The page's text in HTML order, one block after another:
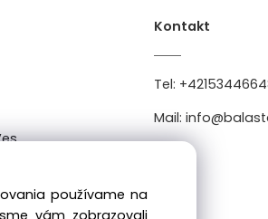
Kontakt
Tel:
Mail:
používame na